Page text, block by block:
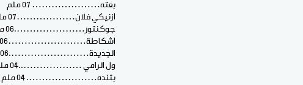
بعته………………… 07 ملم
ازنيكي فلان………………07 ملم
جوكنتور………………….06 ملم
اشكاطة……………………06 ملم
الجديدة…………………….06 ملم
ول الرامي ………………..04 ملم
بتنده…………………. 04 ملم